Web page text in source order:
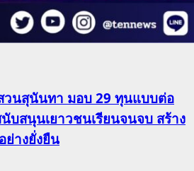
วนสุนันทา มอบ 29 ทุนแบบต่อ
บสนุนเยาวชนเรียนจนจบ สร้าง
ย่างยั่งยืน